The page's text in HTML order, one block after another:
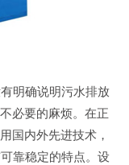
明确说明污水排放
必要的麻烦。在正
国内外先进技术，
靠稳定的特点。设